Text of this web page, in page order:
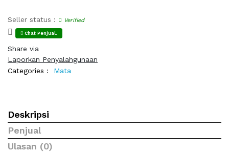
Seller status : Verified
Chat Penjual.
Share via
Laporkan Penyalahgunaan
Categories :
Mata
Deskripsi
Penjual
Ulasan (0)